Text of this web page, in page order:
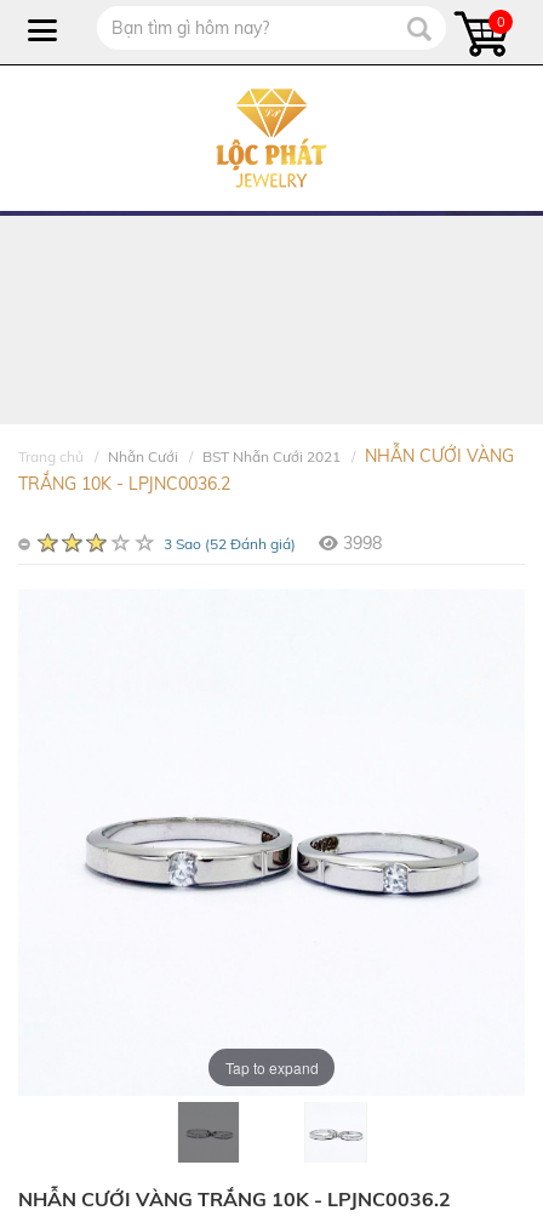
0
Trang chủ Nhẫn Cưới BST Nhẫn Cưới 2021
NHẪN CƯỚI VÀNG
TRẮNG 10K - LPJNC0036.2
3 Sao (52 Đánh giá) 3998
Tap to expand
NHẪN CƯỚI VÀNG TRẮNG 10K - LPJNC0036.2